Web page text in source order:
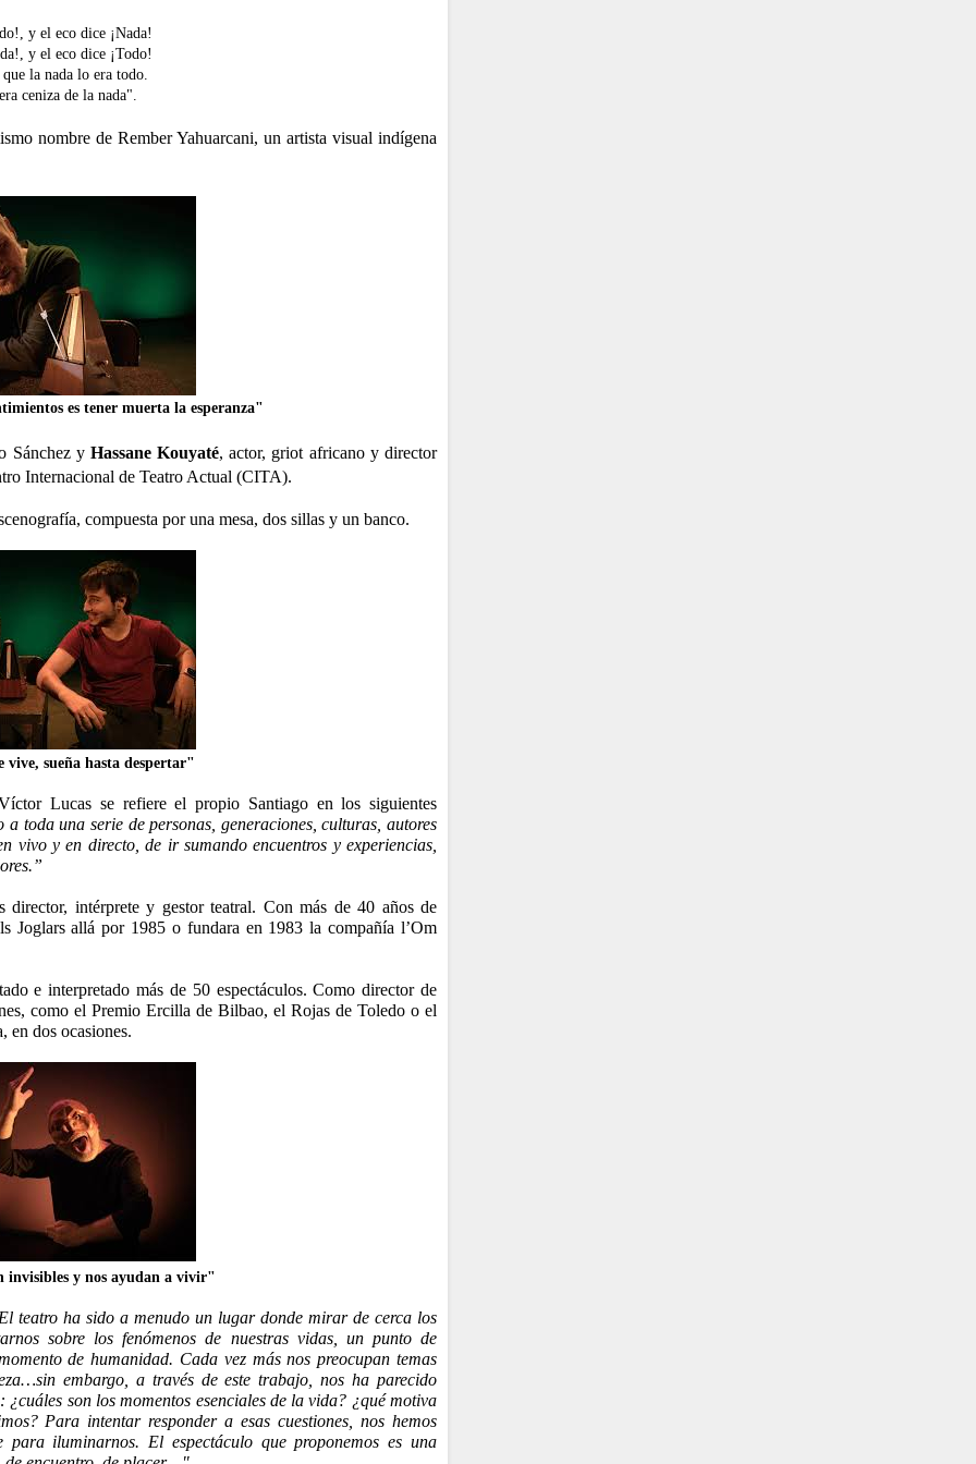
y el eco dice ¡Nada!
y el eco dice ¡Todo!
la nada lo era todo.
ceniza de la nada".
nombre de Rember Yahuarcani, un artista visual indígena
es tener muerta la esperanza"
Sánchez y Hassane Kouyaté, actor, griot africano y director
Internacional de Teatro Actual (CITA).
compuesta por una mesa, dos sillas y un banco.
sueña hasta despertar"
Lucas se refiere el propio Santiago en los siguientes
toda una serie de personas, generaciones, culturas, autores
vivo y en directo, de ir sumando encuentros y experiencias,
director, intérprete y gestor teatral. Con más de 40 años de
Joglars allá por 1985 o fundara en 1983 la compañía l’Om
e interpretado más de 50 espectáculos. Como director de
como el Premio Ercilla de Bilbao, el Rojas de Toledo o el
en dos ocasiones.
invisibles y nos ayudan a vivir"
teatro ha sido a menudo un lugar donde mirar de cerca los
sobre los fenómenos de nuestras vidas, un punto de
de humanidad. Cada vez más nos preocupan temas
embargo, a través de este trabajo, nos ha parecido
son los momentos esenciales de la vida? ¿qué motiva
Para intentar responder a esas cuestiones, nos hemos
iluminarnos. El espectáculo que proponemos es una